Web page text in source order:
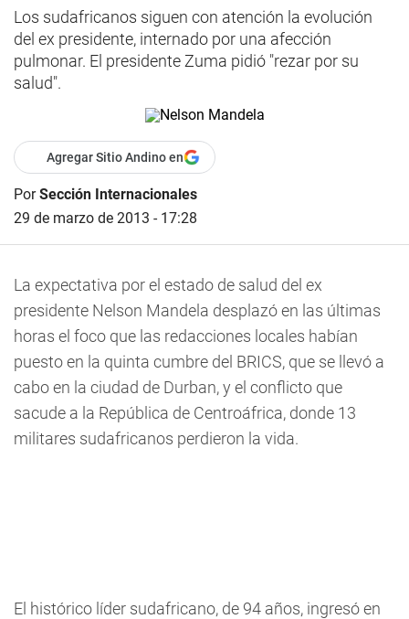
Los sudafricanos siguen con atención la evolución
del ex presidente, internado por una afección
pulmonar. El presidente Zuma pidió "rezar por su
salud".
Agregar Sitio Andino en
PorSección Internacionales
29 de marzo de 2013 - 17:28
La expectativa por el estado de salud del ex
presidente Nelson Mandela desplazó en las últimas
horas el foco que las redacciones locales habían
puesto en la quinta cumbre del BRICS, que se llevó a
cabo en la ciudad de Durban, y el conflicto que
sacude a la República de Centroáfrica, donde 13
militares sudafricanos perdieron la vida.
El histórico líder sudafricano, de 94 años, ingresó en